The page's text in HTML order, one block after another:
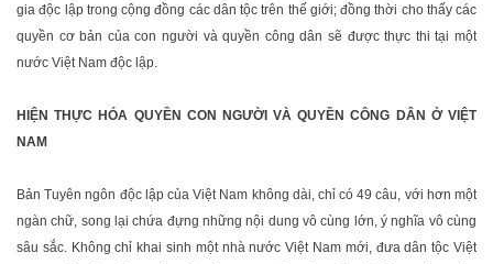
gia độc lập trong cộng đồng các dân tộc trên thế giới; đồng thời cho thấy các
quyền cơ bản của con người và quyền công dân sẽ được thực thi tại một
nước Việt Nam độc lập.
HIỆN THỰC HÓA QUYỀN CON NGƯỜI VÀ QUYỀN CÔNG DÂN Ở VIỆT
NAM
Bản Tuyên ngôn độc lập của Việt Nam không dài, chỉ có 49 câu, với hơn một
ngàn chữ, song lại chứa đựng những nội dung vô cùng lớn, ý nghĩa vô cùng
sâu sắc. Không chỉ khai sinh một nhà nước Việt Nam mới, đưa dân tộc Việt